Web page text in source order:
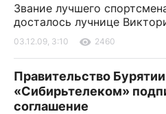
Звание лучшего
досталось лучнице
03.12.09, 3:10 2460
Правительство
«Сибирьтелеком»
соглашение